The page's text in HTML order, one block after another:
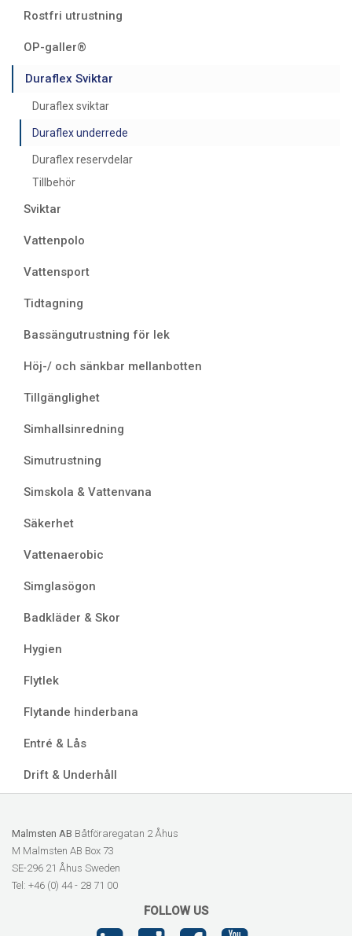
Rostfri utrustning
OP-galler®
Duraflex Sviktar
Duraflex sviktar
Duraflex underrede
Duraflex reservdelar
Tillbehör
Sviktar
Vattenpolo
Vattensport
Tidtagning
Bassängutrustning för lek
Höj-/ och sänkbar mellanbotten
Tillgänglighet
Simhallsinredning
Simutrustning
Simskola & Vattenvana
Säkerhet
Vattenaerobic
Simglasögon
Badkläder & Skor
Hygien
Flytlek
Flytande hinderbana
Entré & Lås
Drift & Underhåll
Malmsten AB Båtföraregatan 2 Åhus
M Malmsten AB Box 73
SE-296 21 Åhus Sweden
Tel: +46 (0) 44 - 28 71 00
FOLLOW US